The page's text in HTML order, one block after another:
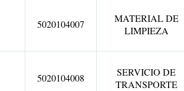
5020104007
MATERIAL DE
LIMPIEZA
5020104008
SERVICIO DE
TRANSPORTE